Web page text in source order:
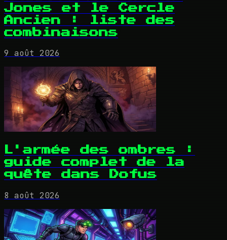
Jones et le Cercle
Ancien : liste des
combinaisons
9 août 2026
L'armée des ombres :
guide complet de la
quête dans Dofus
8 août 2026